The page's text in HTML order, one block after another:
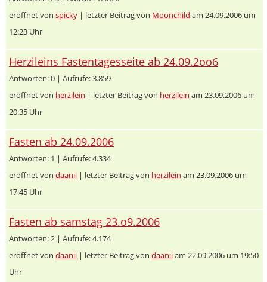
eröffnet von spicky | letzter Beitrag von Moonchild am 24.09.2006 um
12:23 Uhr
Herzileins Fastentagesseite ab 24.09.2oo6
Antworten: 0 | Aufrufe: 3.859
eröffnet von herzilein | letzter Beitrag von herzilein am 23.09.2006 um
20:35 Uhr
Fasten ab 24.09.2006
Antworten: 1 | Aufrufe: 4.334
eröffnet von daanii | letzter Beitrag von herzilein am 23.09.2006 um
17:45 Uhr
Fasten ab samstag 23.o9.2006
Antworten: 2 | Aufrufe: 4.174
eröffnet von daanii | letzter Beitrag von daaniiam 22.09.2006 um 19:50
Uhr